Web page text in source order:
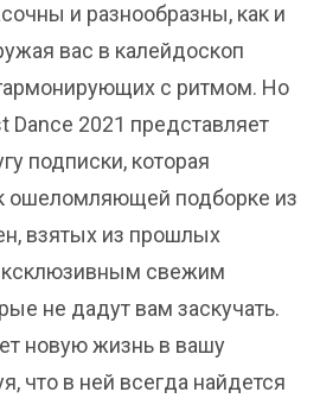
и разнообразны, как и
вас в калейдоскоп
с ритмом. Но
Dance 2021 представляет
подписки, которая
ошеломляющей подборке из
взятых из прошлых
свежим
не дадут вам заскучать.
новую жизнь в вашу
что в ней всегда найдется